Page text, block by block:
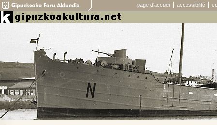
page d'accueil accessibilité